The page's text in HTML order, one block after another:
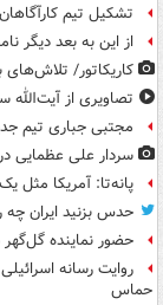
تشکیل تیم
از این به بعد دیگر
کاریکاتور/ تلاش‌های
تصاویری از
مجتبی جباری تیم
سردار علی عظمایی
پانه‌تا: آمریکا
حدس بزنید ایران
حضور نماینده
روایت رسانه
حماس